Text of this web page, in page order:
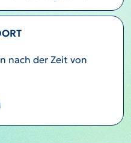
nach der Zeit von